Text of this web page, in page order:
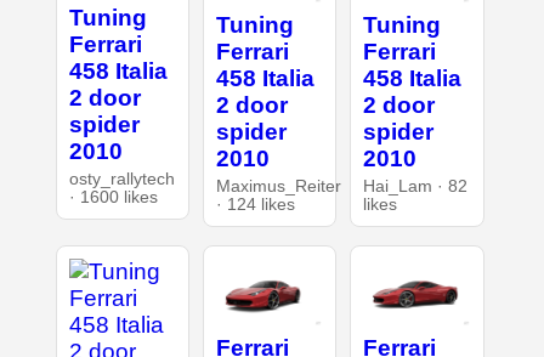
Tuning
Ferrari
458 Italia
2 door
spider
2010
osty_rallytech
· 1600 likes
Tuning
Ferrari
458 Italia
2 door
spider
2010
Maximus_Reiter
· 124 likes
Tuning
Ferrari
458 Italia
2 door
spider
2010
Hai_Lam · 82
likes
Ferrari
Ferrari